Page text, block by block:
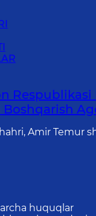
Respublikasi
Amir Temur
huquqlar